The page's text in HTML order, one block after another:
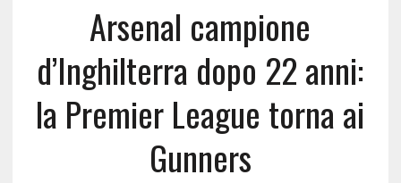
Arsenal campione
d’Inghilterra dopo 22 anni:
la Premier League torna ai
Gunners